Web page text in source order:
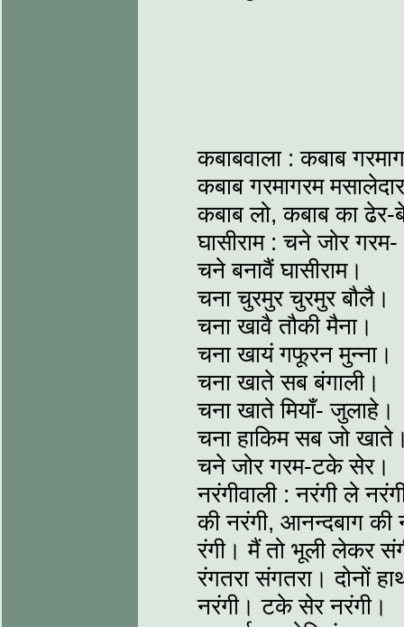
कबाबवाला : कबाब
कबाब गरमागरम
कबाब लो, कबाब का
घासीराम : चने जोर गरम-
चने बनावैं घासीराम।
चना चुरमुर चुरमुर बौलै।
चना खावै तौकी मैना।
चना खायं गफूरन मुन्ना।
चना खाते सब बंगाली।
चना खाते मियाँ- जुलाहे।
चना हाकिम सब जो
चने जोर गरम-टके सेर।
नरंगीवाली : नरंगी ले
की नरंगी, आनन्दबाग
रंगी। मैं तो भूली लेकर
रंगतरा संगतरा। दोनों
नरंगी। टके सेर नरंगी।